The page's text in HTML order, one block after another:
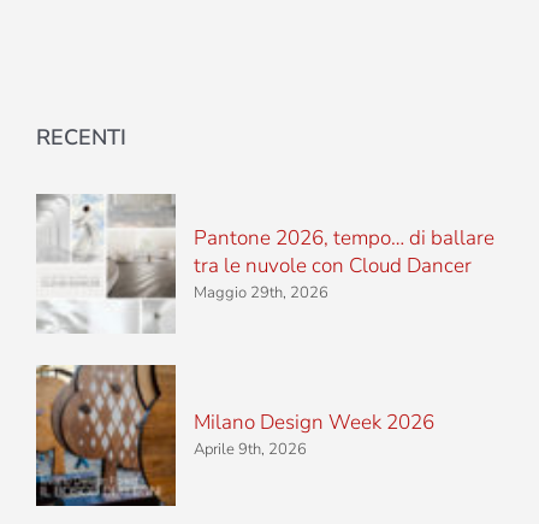
RECENTI
Pantone 2026, tempo… di ballare
tra le nuvole con Cloud Dancer
Maggio 29th, 2026
Milano Design Week 2026
Aprile 9th, 2026